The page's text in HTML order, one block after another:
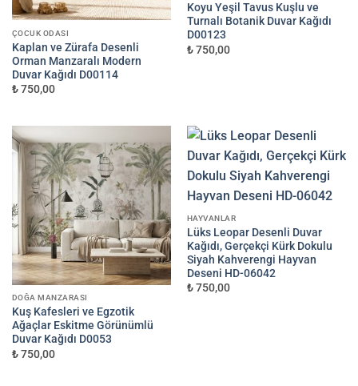
Süreç Bilgilendirmesi
Görseliniz baskıya alınmadan önce ölçüye göre düzenlenmiş son hali onayınıza
gönderilir.Onayınızdan sonra üretim yapılır.
BASKIDAN ÖNCE TASARIMI ONAYINIZA GÖNDERECEĞIZ
✓ Sipariş bilgileriniz info@dekoros.com'a iletilir • ✓ Baskı öncesi tasarım
onayı garantisi
ÇOCUK ODASI
Kaplan ve Zürafa Desenli
Orman Manzaralı Modern
Duvar Kağıdı D00114
₺ 750,00
Koyu Yeşil Tavus Kuşlu ve
Turnalı Botanik Duvar Kağıdı
D00123
₺ 750,00
DOĞA MANZARASI
Kuş Kafesleri ve Egzotik
Ağaçlar Eskitme Görünümlü
Duvar Kağıdı D0053
₺ 750,00
HAYVANLAR
Lüks Leopar Desenli Duvar
Kağıdı, Gerçekçi Kürk Dokulu
Siyah Kahverengi Hayvan
Deseni HD-06042
₺ 750,00